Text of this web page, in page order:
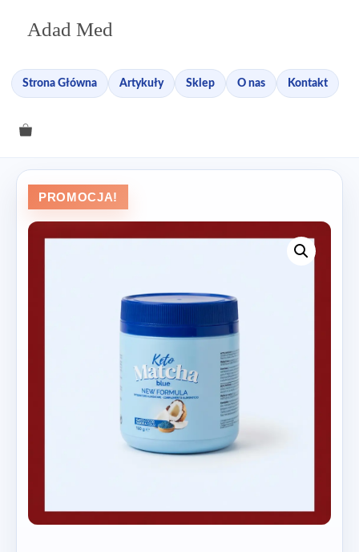
Adad Med
Strona Główna Artykuły Sklep O nas Kontakt
PROMOCJA!